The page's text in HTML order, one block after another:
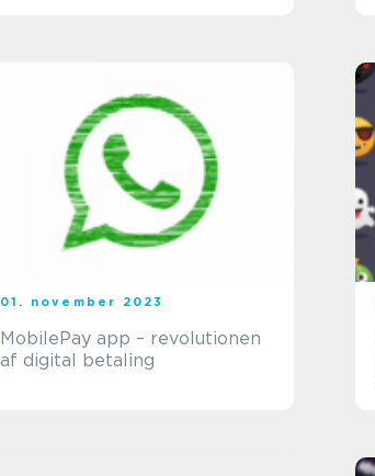
01. november 2023
MobilePay app – revolutionen
af digital betaling